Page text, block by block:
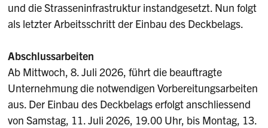
und die Strasseninfrastruktur instandgesetzt. Nun folgt
als letzter Arbeitsschritt der Einbau des Deckbelags.
Abschlussarbeiten
Ab Mittwoch, 8. Juli 2026, führt die beauftragte
Unternehmung die notwendigen Vorbereitungsarbeiten
aus. Der Einbau des Deckbelags erfolgt anschliessend
von Samstag, 11. Juli 2026, 19.00 Uhr, bis Montag, 13.